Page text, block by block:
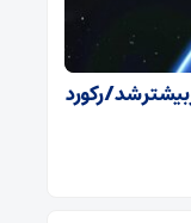
از ۹ میلیون نفر بیشتر شد / رکورد